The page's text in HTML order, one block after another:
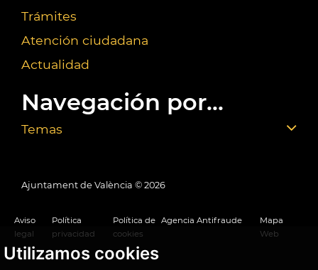
Utilizamos cookies
Trámites
Atención ciudadana
Actualidad
Navegación por...
Temas
Ajuntament de València © 2026
Aviso
legal
Política
privacidad
Política de
cookies
Agencia Antifraude
Mapa
Web